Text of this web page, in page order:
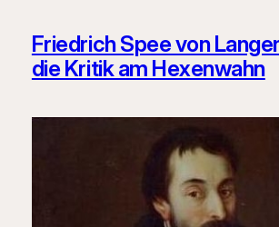
Friedrich Spee von
die Kritik am Hexenwahn